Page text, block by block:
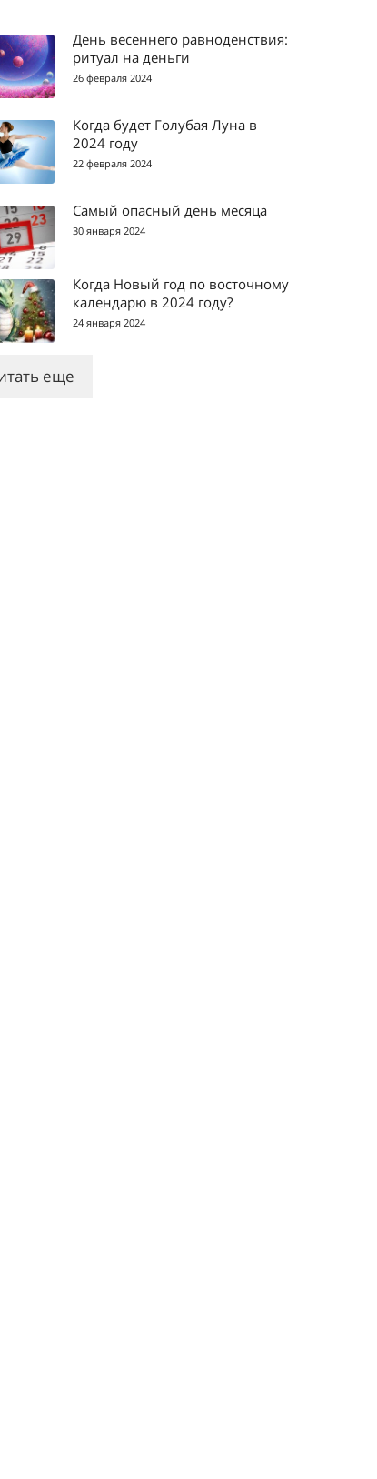
День весеннего равноденствия:
ритуал на деньги
26 февраля 2024
Когда будет Голубая Луна в
2024 году
22 февраля 2024
Самый опасный день месяца
30 января 2024
Когда Новый год по восточному
календарю в 2024 году?
24 января 2024
еще